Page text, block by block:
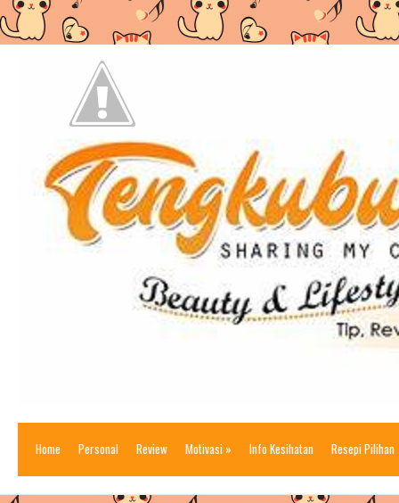
Home Personal Review Motivasi » Info Kesihatan Resepi Pilihan